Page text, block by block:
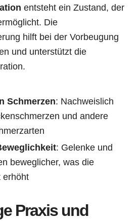
entsteht ein Zustand, der
Die
hilft bei der Vorbeugung
und unterstützt die
Schmerzen: Nachweislich
und andere
: Gelenke und
beweglicher, was die
erhöht
Praxis und